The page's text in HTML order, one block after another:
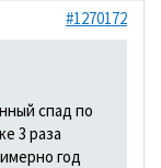
#1270172
спад по
3 раза
год